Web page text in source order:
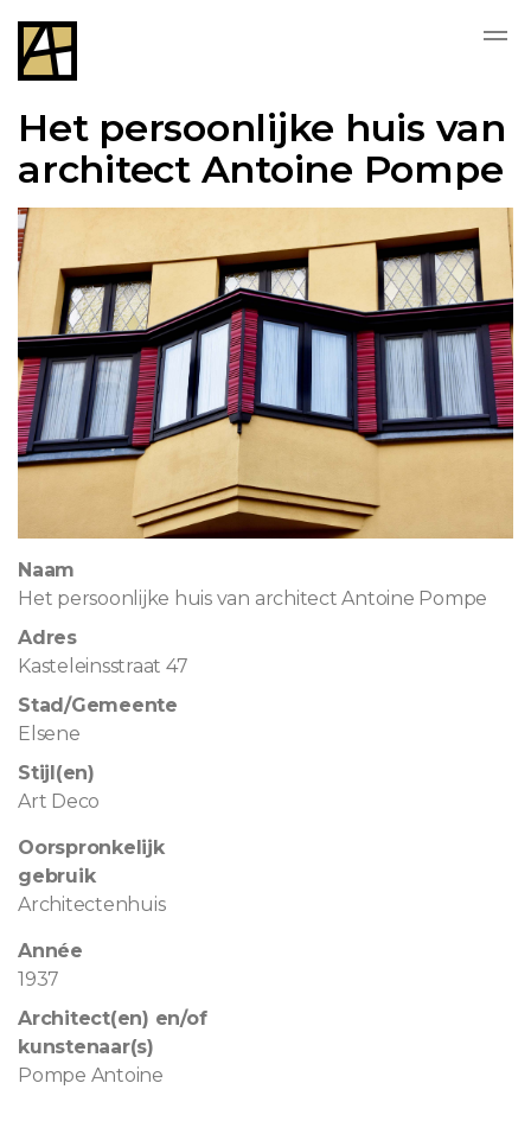
Het persoonlijke huis van
architect Antoine Pompe
Naam
Het persoonlijke huis van architect Antoine Pompe
Adres
Kasteleinsstraat 47
Stad/Gemeente
Elsene
Stijl(en)
Art Deco
Oorspronkelijk
gebruik
Architectenhuis
Année
1937
Architect(en) en/of
kunstenaar(s)
Pompe Antoine